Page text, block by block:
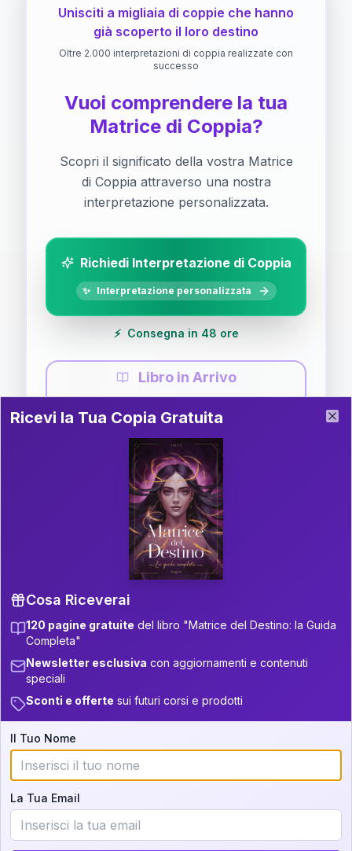
Unisciti a migliaia di coppie che hanno
già scoperto il loro destino
Oltre 2.000 interpretazioni di coppia realizzate con
successo
Vuoi comprendere la tua
Matrice di Coppia?
Scopri il significato della vostra Matrice
di Coppia attraverso una nostra
interpretazione personalizzata.
Richiedi Interpretazione di Coppia
✨ Interpretazione personalizzata
⚡ Consegna in 48 ore
Libro in Arrivo
Guida completa di Coppia
Il libro è in fase di scrittura. Iscriviti alla newsletter
per ricevere aggiornamenti!
P.S. Interpretazione parziale
gratuita
Scorri più in basso per vedere
un'interpretazione parziale gratuita della tua
Iscriviti alla newsletter per ricevere
aggiornamenti quando sarà disponibile.
Cosa scoprirete nella vostra
interpretazione:
💕 Come rafforzare la vostra unione
Ricevi la Tua Copia Gratuita del Libro
Ricevi la Tua Copia Gratuita
Cosa Riceverai
120 pagine gratuite del libro "Matrice del Destino: la Guida
Completa"
Newsletter esclusiva con aggiornamenti e contenuti
speciali
Sconti e offerte sui futuri corsi e prodotti
Il Tuo Nome
La Tua Email